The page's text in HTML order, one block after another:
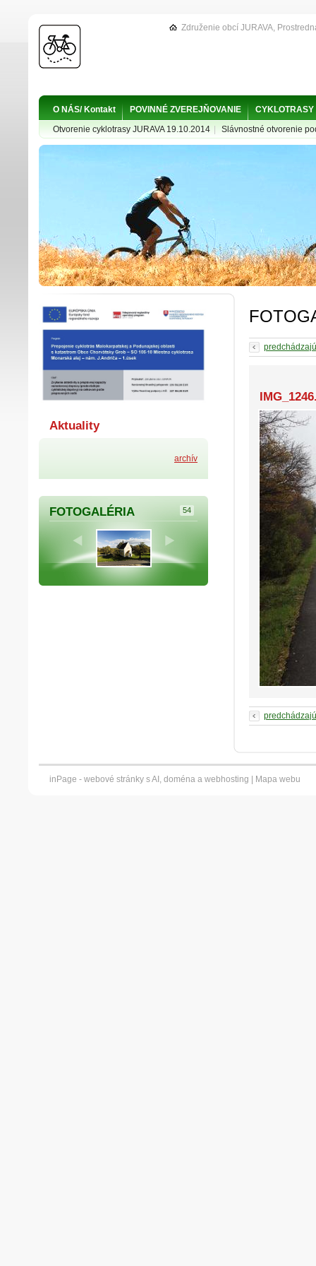
Aktuality
archív
FOTOGALÉRIA 54
O NÁS/ Kontakt POVINNÉ ZVEREJŇOVANIE
CYKLOTRASY
Otvorenie cyklotrasy JURAVA 19.10.2014
Slávnostné otvorenie
Združenie obcí JURAVA,
inPage - webové stránky s AI, doména a webhosting | Mapa webu